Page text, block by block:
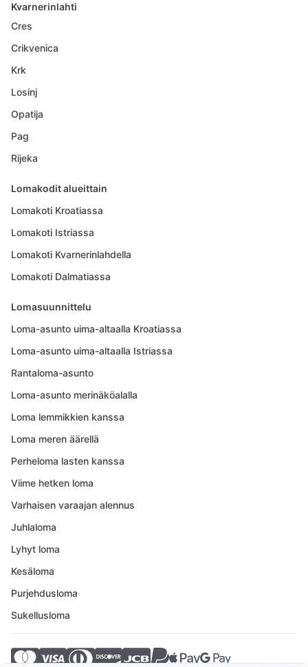
Kvarnerinlahti
Cres
Crikvenica
Krk
Losinj
Opatija
Pag
Rijeka
Lomakodit alueittain
Lomakoti Kroatiassa
Lomakoti Istriassa
Lomakoti Kvarnerinlahdella
Lomakoti Dalmatiassa
Lomasuunnittelu
Loma-asunto uima-altaalla Kroatiassa
Loma-asunto uima-altaalla Istriassa
Rantaloma-asunto
Loma-asunto merinäköalalla
Loma lemmikkien kanssa
Loma meren äärellä
Perheloma lasten kanssa
Viime hetken loma
Varhaisen varaajan alennus
Juhlaloma
Lyhyt loma
Kesäloma
Purjehdusloma
Sukellusloma